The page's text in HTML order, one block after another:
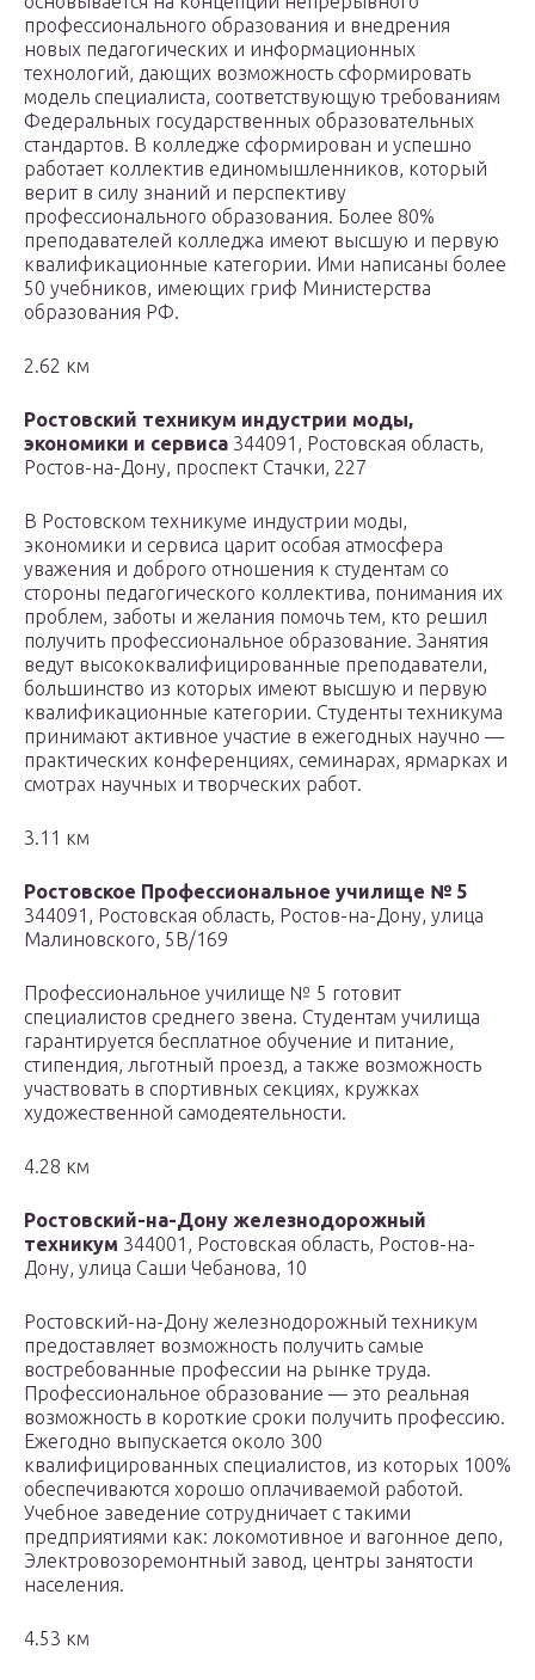
профессионального образования и внедрения
новых педагогических и информационных
технологий, дающих возможность сформировать
модель специалиста, соответствующую требованиям
Федеральных государственных образовательных
стандартов. В колледже сформирован и успешно
работает коллектив единомышленников, который
верит в силу знаний и перспективу
профессионального образования. Более 80%
преподавателей колледжа имеют высшую и первую
квалификационные категории. Ими написаны более
50 учебников, имеющих гриф Министерства
образования РФ.
2.62 км
Ростовский техникум индустрии моды,
экономики и сервиса 344091, Ростовская область,
Ростов-на-Дону, проспект Стачки, 227
В Ростовском техникуме индустрии моды,
экономики и сервиса царит особая атмосфера
уважения и доброго отношения к студентам со
стороны педагогического коллектива, понимания их
проблем, заботы и желания помочь тем, кто решил
получить профессиональное образование. Занятия
ведут высококвалифицированные преподаватели,
большинство из которых имеют высшую и первую
квалификационные категории. Студенты техникума
принимают активное участие в ежегодных научно —
практических конференциях, семинарах, ярмарках и
смотрах научных и творческих работ.
3.11 км
Ростовское Профессиональное училище № 5
344091, Ростовская область, Ростов-на-Дону, улица
Малиновского, 5В/169
Профессиональное училище № 5 готовит
специалистов среднего звена. Студентам училища
гарантируется бесплатное обучение и питание,
стипендия, льготный проезд, а также возможность
участвовать в спортивных секциях, кружках
художественной самодеятельности.
4.28 км
Ростовский-на-Дону железнодорожный
техникум 344001, Ростовская область, Ростов-на-
Дону, улица Саши Чебанова, 10
Ростовский-на-Дону железнодорожный техникум
предоставляет возможность получить самые
востребованные профессии на рынке труда.
Профессиональное образование — это реальная
возможность в короткие сроки получить профессию.
Ежегодно выпускается около 300
квалифицированных специалистов, из которых 100%
обеспечиваются хорошо оплачиваемой работой.
Учебное заведение сотрудничает с такими
предприятиями как: локомотивное и вагонное депо,
Электровозоремонтный завод, центры занятости
населения.
4.53 км